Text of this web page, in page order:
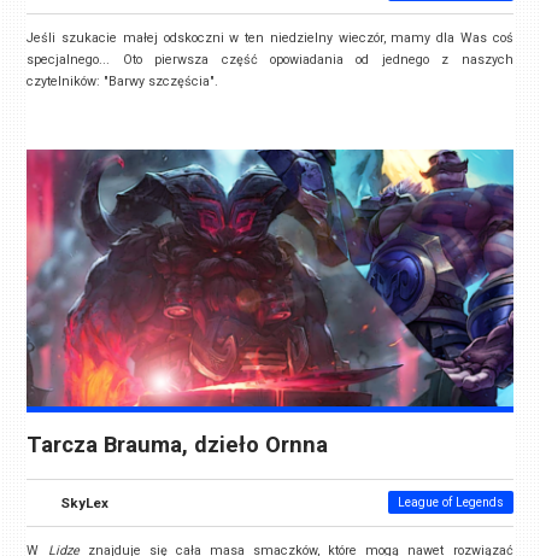
Jeśli szukacie małej odskoczni w ten niedzielny wieczór, mamy dla Was coś
specjalnego... Oto pierwsza część opowiadania od jednego z naszych
czytelników: "Barwy szczęścia".
Tarcza Brauma, dzieło Ornna
SkyLex League of Legends
W Lidzeznajduje się cała masa smaczków, które mogą nawet rozwiązać